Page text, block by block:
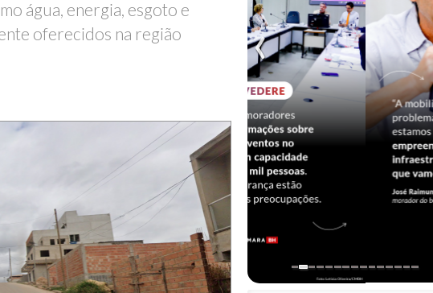
água, energia, esgoto e
oferecidos na região